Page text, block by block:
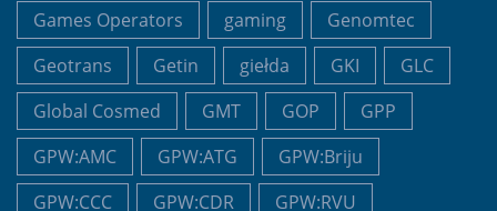
Games Operators
gaming
Genomtec
Geotrans
Getin giełda GKI
GLC
Global Cosmed
GMT GOP
GPP
GPW:AMC
GPW:ATG
GPW:Briju
GPW:CCC
GPW:CDR GPW:RVU